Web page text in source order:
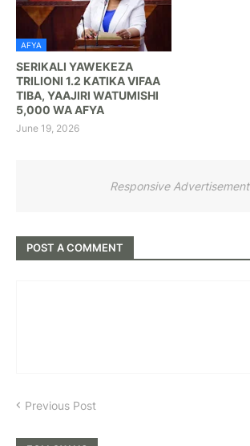
AFYA
SERIKALI YAWEKEZA
TRILIONI 1.2 KATIKA VIFAA
TIBA, YAAJIRI WATUMISHI
5,000 WA AFYA
June 19, 2026
Responsive Advertisement
POST A COMMENT
Previous Post